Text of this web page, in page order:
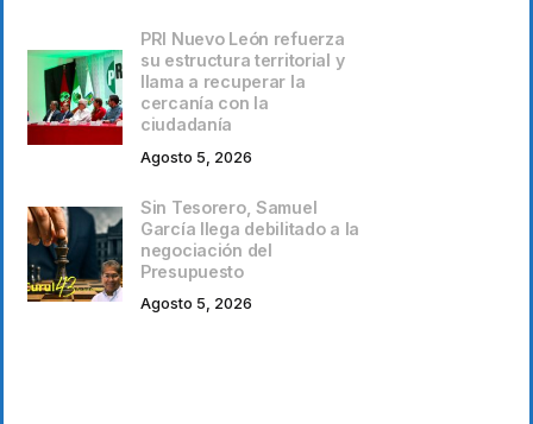
PRI Nuevo León refuerza
su estructura territorial y
llama a recuperar la
cercanía con la
ciudadanía
Agosto 5, 2026
Sin Tesorero, Samuel
García llega debilitado a la
negociación del
Presupuesto
Agosto 5, 2026